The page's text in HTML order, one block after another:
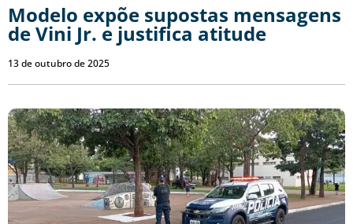
Modelo expõe supostas mensagens
de Vini Jr. e justifica atitude
13 de outubro de 2025